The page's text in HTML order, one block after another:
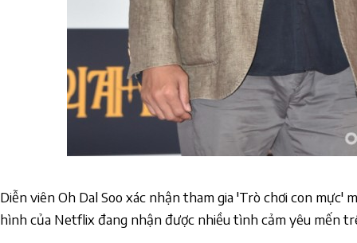
Diễn viên Oh Dal Soo xác nhận tham gia 'Trò chơi con mực'
hình của Netflix đang nhận được nhiều tình cảm yêu mến